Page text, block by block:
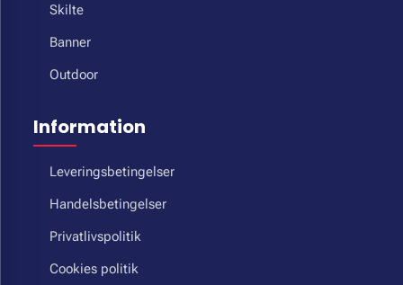
Skilte
Banner
Outdoor
Information
Leveringsbetingelser
Handelsbetingelser
Privatlivspolitik
Cookies politik